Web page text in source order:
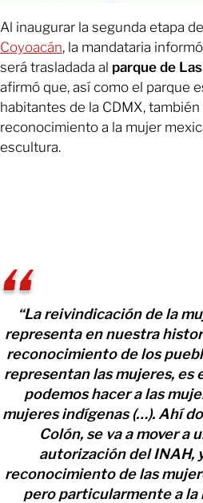
Al inaugurar la segunda etapa
Coyoacán, la mandataria
será trasladada al parque de
afirmó que, así como el parque
habitantes de la CDMX,
reconocimiento a la mujer
escultura.
“La reivindicación de la
representa en nuestra
reconocimiento de los
representan las mujeres, es
podemos hacer a las
mujeres indígenas (…). Ahí
Colón, se va a mover a
autorización del INAH,
reconocimiento de las
pero particularmente a la